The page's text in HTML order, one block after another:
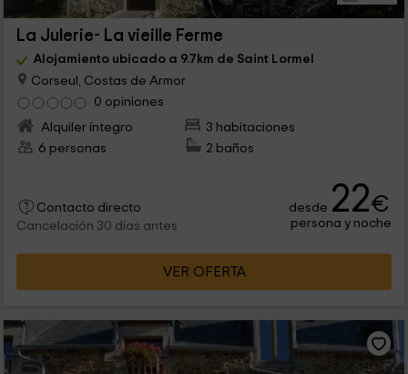
La Julerie- La vieille Ferme
Alojamiento ubicado a 9.7km de Saint Lormel
Corseul, Costas de Armor
0 opiniones
Alquiler íntegro
3 habitaciones
6 personas
2 baños
Contacto directo
Cancelación 30 días antes
desde 22€
persona y noche
VER OFERTA